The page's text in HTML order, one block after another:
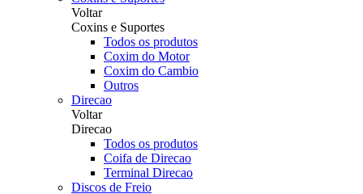
Voltar
Coxins e Suportes
Todos os produtos
Coxim do Motor
Coxim do Cambio
Outros
Direcao
Voltar
Direcao
Todos os produtos
Coifa de Direcao
Terminal Direcao
Discos de Freio